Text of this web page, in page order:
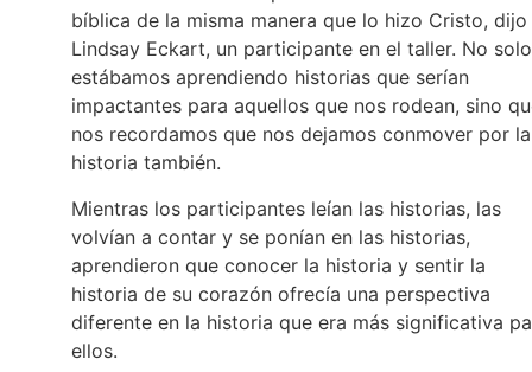
bíblica de la misma manera que lo hizo Cristo, dijo
Lindsay Eckart, un participante en el taller. No solo
estábamos aprendiendo historias que serían
impactantes para aquellos que nos rodean, sino
nos recordamos que nos dejamos conmover por la
historia también.
Mientras los participantes leían las historias, las
volvían a contar y se ponían en las historias,
aprendieron que conocer la historia y sentir la
historia de su corazón ofrecía una perspectiva
diferente en la historia que era más significativa
ellos.